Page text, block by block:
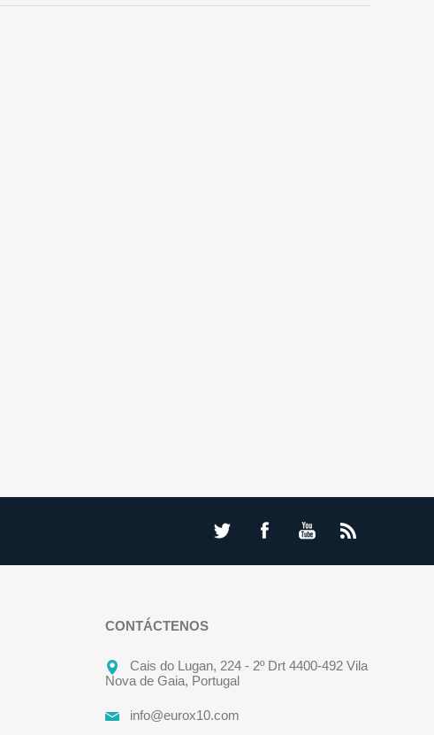
CONTÁCTENOS
Cais do Lugan, 224 - 2º Drt 4400-492 Vila
Nova de Gaia, Portugal
info@eurox10.com